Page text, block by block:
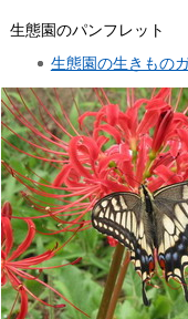
生態園のパンフレット
生態園の生きもの